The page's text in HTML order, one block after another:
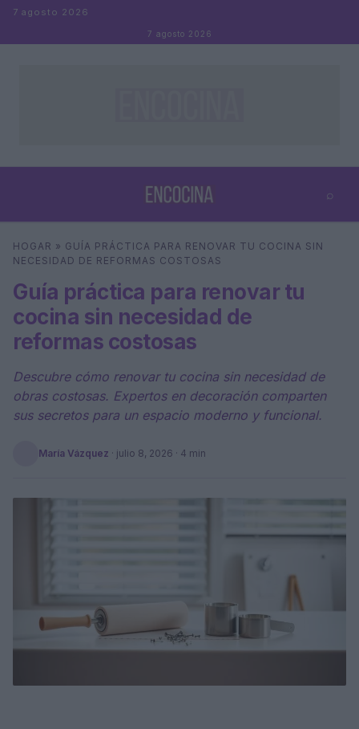
Saltar al contenido
7 agosto 2026
7 agosto 2026
⌕
Buscar ⌕
HOGAR » GUÍA PRÁCTICA PARA RENOVAR TU COCINA SIN
NECESIDAD DE REFORMAS COSTOSAS
Guía práctica para renovar tu
cocina sin necesidad de
reformas costosas
Descubre cómo renovar tu cocina sin necesidad de
obras costosas. Expertos en decoración comparten
sus secretos para un espacio moderno y funcional.
María Vázquez · julio 8, 2026 · 4 min